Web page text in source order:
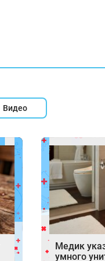
Видео
Медик
умного